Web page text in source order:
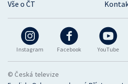
Instagram Facebook YouTube
Vše o ČT
© Česká televize